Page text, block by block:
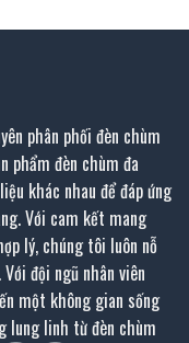
phân phối đèn chùm
phẩm đèn chùm đa
khác nhau để đáp ứng
Với cam kết mang
lý, chúng tôi luôn nỗ
đội ngũ nhân viên
một không gian sống
lung linh từ đèn chùm